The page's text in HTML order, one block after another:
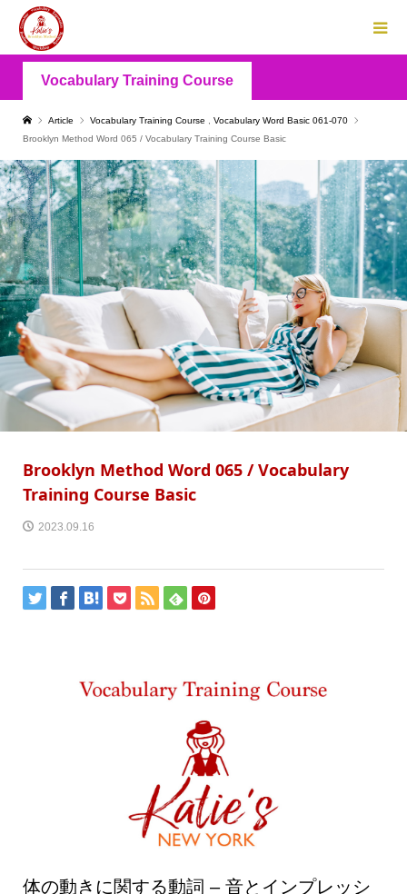
Vocabulary Training Course
Article Vocabulary Training Course
Vocabulary Word Basic 061-070
Brooklyn Method Word 065 / Vocabulary Training Course Basic
Brooklyn Method Word 065 / Vocabulary
Training Course Basic
2023.09.16
体の動きに関する動詞 – 音とインプレッシ